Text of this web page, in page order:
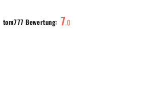
tom777 Bewertung: 7.0